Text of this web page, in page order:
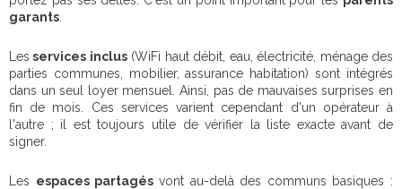
garants
Les services inclus(WiFi haut débit, eau, électricité, ménage des
parties communes, mobilier, assurance habitation) sont intégrés
dans un seul loyer mensuel. Ainsi, pas de mauvaises surprises en
fin de mois. Ces services varient cependant d'un opérateur à
l'autre ; il est toujours utile de vérifier la liste exacte avant de
signer.
Les espaces partagés vont au-delà des communs basiques :